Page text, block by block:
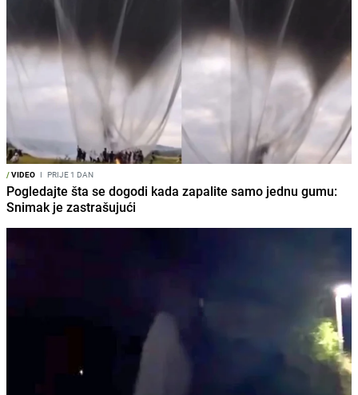
/VIDEO I PRIJE 1 DAN
Pogledajte šta se dogodi kada zapalite samo jednu gumu:
Snimak je zastrašujući